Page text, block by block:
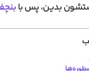
بدین، پس با